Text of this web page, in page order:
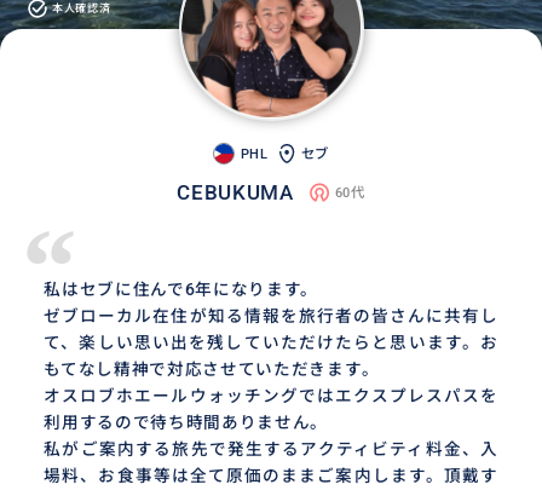
本人確認済
PHL セブ
CEBUKUMA 60代
“
私はセブに住んで6年になります。
ゼブローカル在住が知る情報を旅行者の皆さんに共有し
て、楽しい思い出を残していただけたらと思います。お
もてなし精神で対応させていただきます。
オスロブホエールウォッチングではエクスプレスパスを
利用するので待ち時間ありません。
私がご案内する旅先で発生するアクティビティ料金、入
場料、お食事等は全て原価のままご案内します。頂戴す